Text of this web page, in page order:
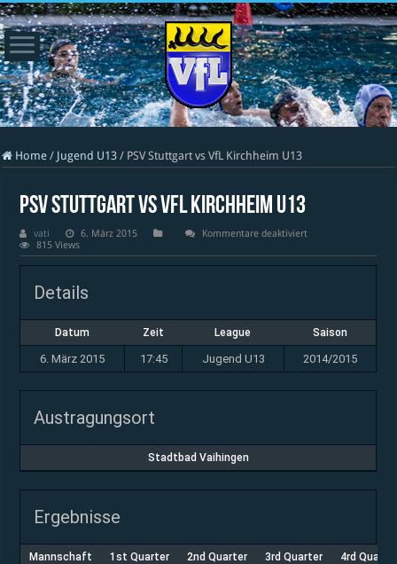
Home / Jugend U13 / PSV Stuttgart vs VfL Kirchheim U13
PSV Stuttgart vs VfL Kirchheim U13
vati 6. März 2015 Kommentare deaktiviertfür
Stuttgart
vs
815 Views
Details
Datum Zeit League Saison
6. März 2015 17:45 Jugend U13 2014/2015
Austragungsort
Stadtbad Vaihingen
Ergebnisse
Mannschaft 1st Quarter 2nd Quarter 3rd Quarter 4rd